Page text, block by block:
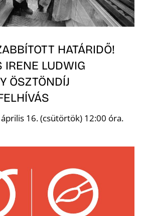
HATÁRIDŐ!
IRENE LUDWIG
ÖSZTÖNDÍJ
16. (csütörtök) 12:00 óra.